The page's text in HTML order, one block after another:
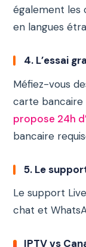
également les
en langues
4. L’essai
Méfiez-vous
carte bancaire
propose 24h
bancaire
5. Le
Le support
chat et
IPTV vs